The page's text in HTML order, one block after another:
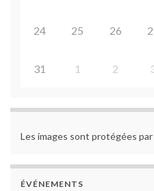
24 25 26
31 1 2
Les images sont protégées par
ÉVÉNEMENTS